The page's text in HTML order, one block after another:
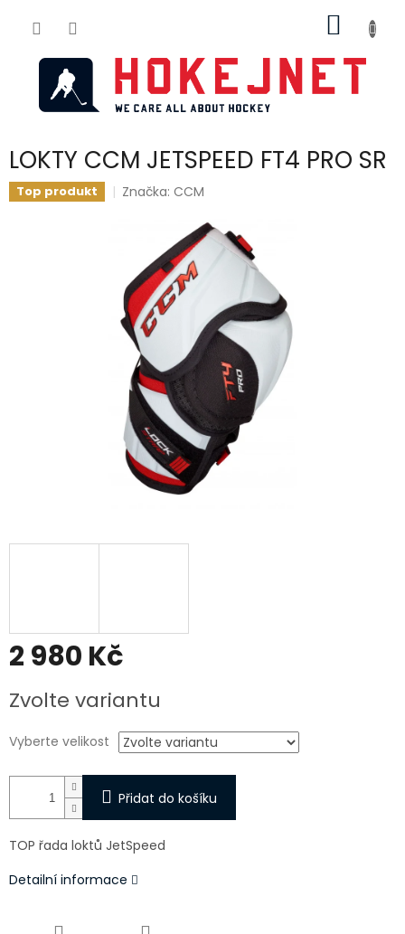
KOŠÍK
LOKTY CCM JETSPEED FT4 PRO SR
Top produkt Značka:CCM
2 980 Kč
cena:
Zvolte variantu
Vyberte velikost
Přidat do košíku
TOP řada loktů JetSpeed
Detailní informace